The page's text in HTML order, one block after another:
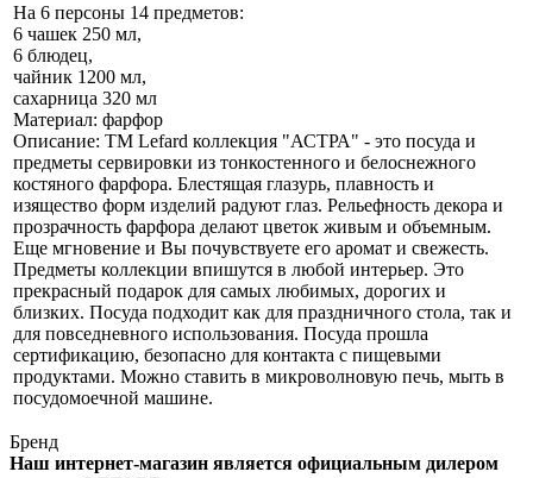
На 6 персоны 14 предметов:
6 чашек 250 мл,
6 блюдец,
чайник 1200 мл,
сахарница 320 мл
Материал: фарфор
Описание: TM Lefard коллекция "АСТРА" - это посуда и
предметы сервировки из тонкостенного и белоснежного
костяного фарфора. Блестящая глазурь, плавность и
изящество форм изделий радуют глаз. Рельефность декора и
прозрачность фарфора делают цветок живым и объемным.
Еще мгновение и Вы почувствуете его аромат и свежесть.
Предметы коллекции впишутся в любой интерьер. Это
прекрасный подарок для самых любимых, дорогих и
близких. Посуда подходит как для праздничного стола, так и
для повседневного использования. Посуда прошла
сертификацию, безопасно для контакта с пищевыми
продуктами. Можно ставить в микроволновую печь, мыть в
посудомоечной машине.
Бренд
Наш интернет-магазин является официальным дилером